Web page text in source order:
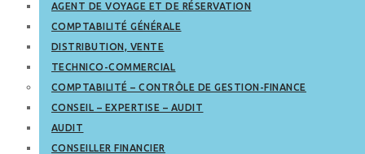
AGENT DE VOYAGE ET DE RÉSERVATION
COMPTABILITÉ GÉNÉRALE
DISTRIBUTION, VENTE
TECHNICO-COMMERCIAL
COMPTABILITÉ – CONTRÔLE DE GESTION-FINANCE
CONSEIL – EXPERTISE – AUDIT
AUDIT
CONSEILLER FINANCIER